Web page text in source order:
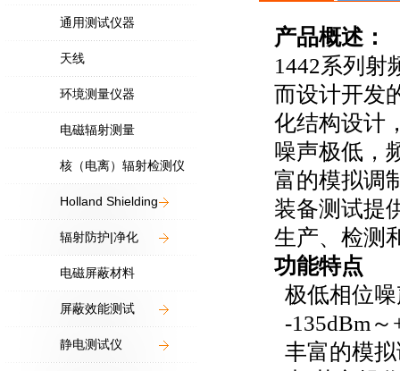
通用测试仪器
天线
环境测量仪器
电磁辐射测量
核（电离）辐射检测仪
Holland Shielding
辐射防护|净化
电磁屏蔽材料
屏蔽效能测试
静电测试仪
产品概述：
1442系列射
而设计开发
化结构设计
噪声极低，
富的模拟调
装备测试提
生产、检测
功能特点
极低相位
-135dBm
丰富的模